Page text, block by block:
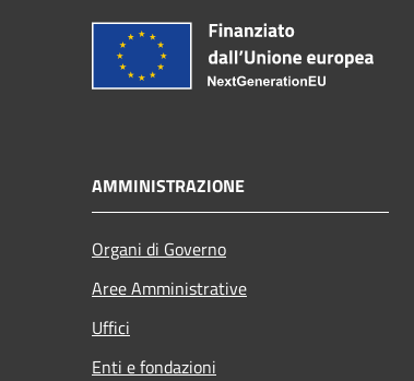
AMMINISTRAZIONE
Organi di Governo
Aree Amministrative
Uffici
Enti e fondazioni